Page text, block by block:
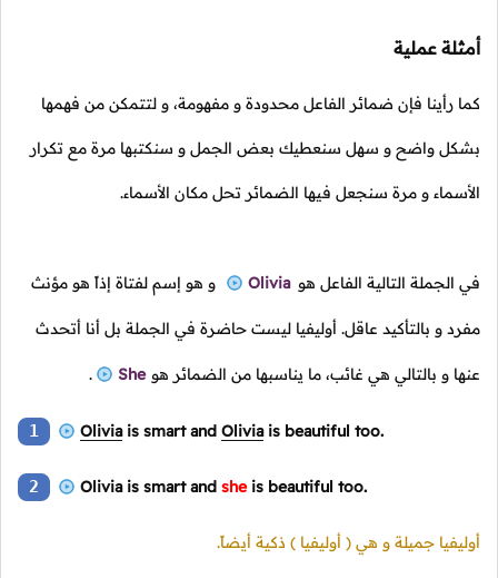
أمثلة عملية
كما رأينا فإن ضمائر الفاعل محدودة و مفهومة، و لتتمكن من فهمها
بشكل واضح و سهل سنعطيك بعض الجمل و سنكتبها مرة مع تكرار
الأسماء و مرة سنجعل فيها الضمائر تحل مكان الأسماء.
في الجملة التالية الفاعل هو Olivia و هو إسم لفتاة إذاً هو مؤنث
مفرد و بالتأكيد عاقل. أوليفيا ليست حاضرة في الجملة بل أنا أتحدث
عنها و بالتالي هي غائب، ما يناسبها من الضمائر هو She
.
1 Oliviais smart and Oliviais beautiful too.
2 Olivia is smart and sheis beautiful too.
أوليفيا جميلة و هي ( أوليفيا ) ذكية أيضاً.